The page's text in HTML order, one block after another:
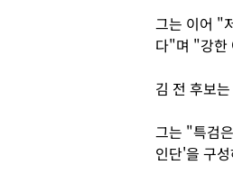
그는 이어 "
다"며 "강한
김 전 후보
그는 "특검
인단'을 구